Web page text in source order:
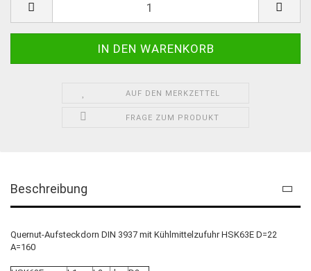
AUF DEN MERKZETTEL
FRAGE ZUM PRODUKT
Beschreibung
Quernut-Aufsteckdorn DIN 3937 mit Kühlmittelzufuhr HSK63E D=22
A=160